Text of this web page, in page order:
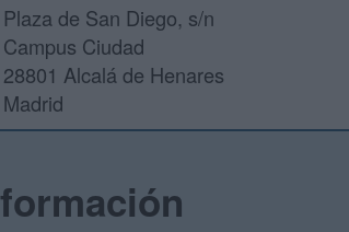
Plaza de San Diego, s/n
Campus Ciudad
28801 Alcalá de Henares
Madrid